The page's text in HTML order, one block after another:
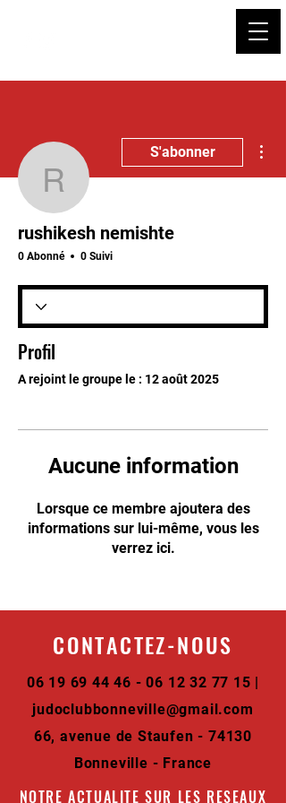
rushikesh
S'abonner
rushikesh nemishte
0 Abonné 0 Suivi
Profil
A rejoint le groupe le : 12 août 2025
Aucune information
Lorsque ce membre ajoutera des
informations sur lui-même, vous les
verrez ici.
CONTACTEZ-NOUS
06 19 69 44 46 - 06 12 32 77 15 |
judoclubbonneville@gmail.com
66, avenue de Staufen - 74130
Bonneville - France
NOTRE ACTUALITE SUR LES RESEAUX